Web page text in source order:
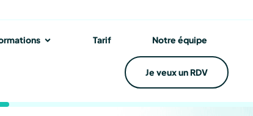
Ouvrir Nos formations
Tarif Notre équipe
Je veux un RDV